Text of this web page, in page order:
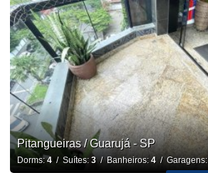
Pitangueiras / Guarujá - SP
Dorms:4/ Suítes: 3/ Banheiros: 4/ Garagens: